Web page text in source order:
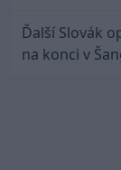
Ďalší Slovák
na konci v